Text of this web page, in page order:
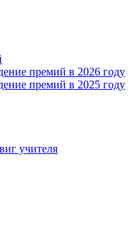
премий в 2026 году
премий в 2025 году
учителя